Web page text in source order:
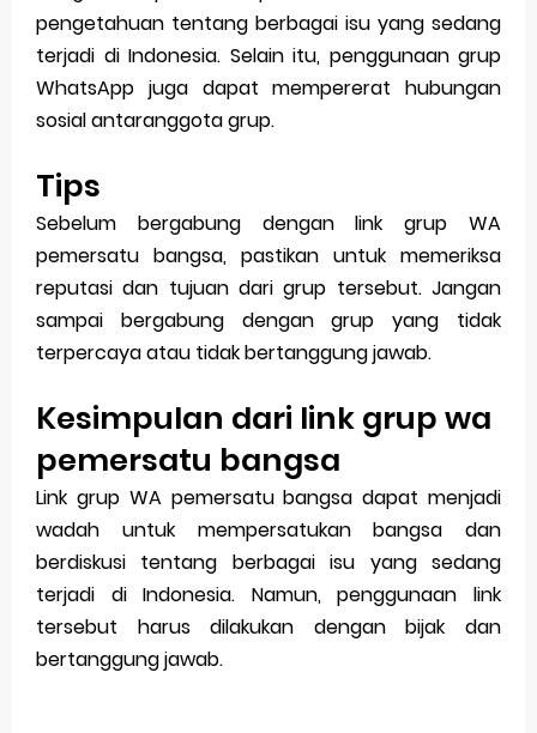
pengetahuan tentang berbagai isu yang sedang
terjadi di Indonesia. Selain itu, penggunaan grup
WhatsApp juga dapat mempererat hubungan
sosial antaranggota grup.
Tips
Sebelum bergabung dengan link grup WA
pemersatu bangsa, pastikan untuk memeriksa
reputasi dan tujuan dari grup tersebut. Jangan
sampai bergabung dengan grup yang tidak
terpercaya atau tidak bertanggung jawab.
Kesimpulan dari link grup wa
pemersatu bangsa
Link grup WA pemersatu bangsa dapat menjadi
wadah untuk mempersatukan bangsa dan
berdiskusi tentang berbagai isu yang sedang
terjadi di Indonesia. Namun, penggunaan link
tersebut harus dilakukan dengan bijak dan
bertanggung jawab.